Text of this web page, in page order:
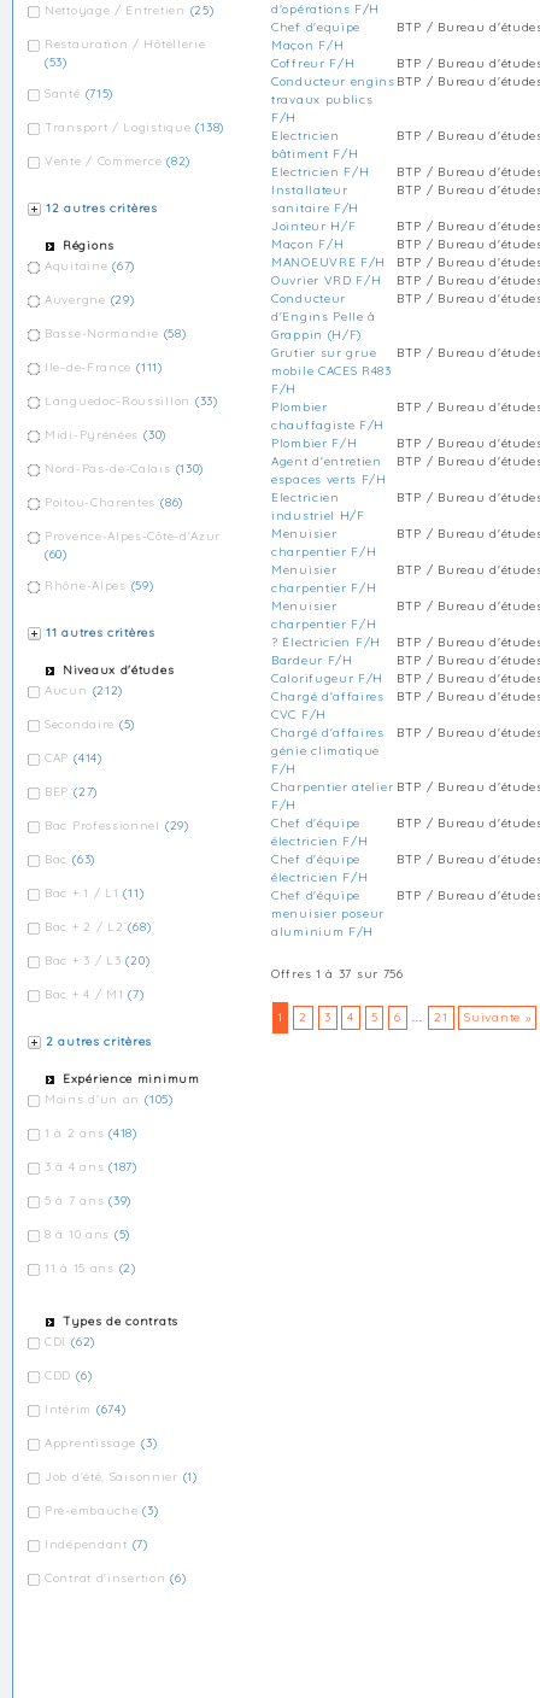
Nettoyage / Entretien (25)
Restauration / Hôtellerie
(53)
Santé (715)
Transport / Logistique (138)
Vente / Commerce (82)
12 autres critères
Régions
Aquitaine (67)
Auvergne (29)
Basse-Normandie (58)
Ile-de-France (111)
Languedoc-Roussillon (33)
Midi-Pyrénées (30)
Nord-Pas-de-Calais (130)
Poitou-Charentes (86)
Provence-Alpes-Côte-d'Azur
(60)
Rhône-Alpes (59)
11 autres critères
Niveaux d'études
Aucun (212)
Secondaire (5)
CAP (414)
BEP (27)
Bac Professionnel (29)
Bac (63)
Bac + 1 / L1 (11)
Bac + 2 / L2 (68)
Bac + 3 / L3 (20)
Bac + 4 / M1 (7)
2 autres critères
Expérience minimum
Moins d'un an (105)
1 à 2 ans (418)
3 à 4 ans (187)
5 à 7 ans (39)
8 à 10 ans (5)
11 à 15 ans (2)
Types de contrats
CDI (62)
CDD (6)
Intérim (674)
Apprentissage (3)
Job d'été, Saisonnier (1)
Pré-embauche (3)
Indépendant (7)
Contrat d'insertion (6)
d'opérations F/H
Chef d'equipe
Maçon F/H
BTP / Bureau
Coffreur F/H
BTP / Bureau
Conducteur engins
travaux publics
F/H
BTP / Bureau
Electricien
bâtiment F/H
BTP / Bureau
Electricien F/H
BTP / Bureau
Installateur
sanitaire F/H
BTP / Bureau
Jointeur H/F
BTP / Bureau
Maçon F/H
BTP / Bureau
MANOEUVRE F/H
BTP / Bureau
Ouvrier VRD F/H
BTP / Bureau
Conducteur
d'Engins Pelle à
Grappin (H/F)
BTP / Bureau
Grutier sur grue
mobile CACES R483
F/H
BTP / Bureau
Plombier
chauffagiste F/H
BTP / Bureau
Plombier F/H
BTP / Bureau
Agent d'entretien
espaces verts F/H
BTP / Bureau
Electricien
industriel H/F
BTP / Bureau
Menuisier
charpentier F/H
BTP / Bureau
Menuisier
charpentier F/H
BTP / Bureau
Menuisier
charpentier F/H
BTP / Bureau
? Électricien F/H
BTP / Bureau
Bardeur F/H
BTP / Bureau
Calorifugeur F/H
BTP / Bureau
Chargé d'affaires
CVC F/H
BTP / Bureau
Chargé d'affaires
génie climatique
F/H
BTP / Bureau
Charpentier atelier
F/H
BTP / Bureau
Chef d'équipe
électricien F/H
BTP / Bureau
Chef d'équipe
électricien F/H
BTP / Bureau
Chef d'équipe
menuisier poseur
aluminium F/H
BTP / Bureau
Offres 1 à 37 sur 756
1 2 3 4 5 6 ... 21 Suivante »